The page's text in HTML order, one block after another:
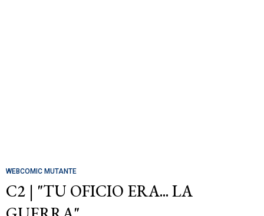
WEBCOMIC MUTANTE
C2 | "TU OFICIO ERA... LA